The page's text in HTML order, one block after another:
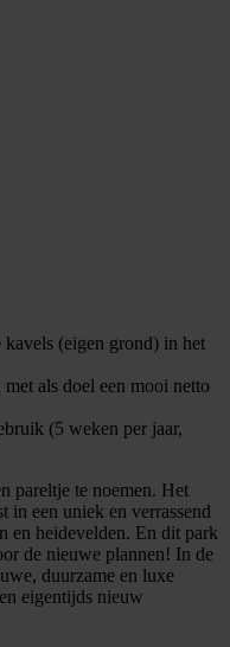
(eigen grond) in het
als doel een mooi netto
(5 weken per jaar,
pareltje te noemen. Het
in een uniek en verrassend
en heidevelden. En dit park
de nieuwe plannen! In de
duurzame en luxe
eigentijds nieuw